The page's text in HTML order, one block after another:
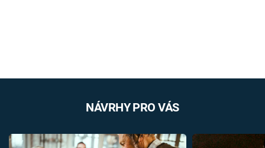
NÁVRHY PRO VÁS